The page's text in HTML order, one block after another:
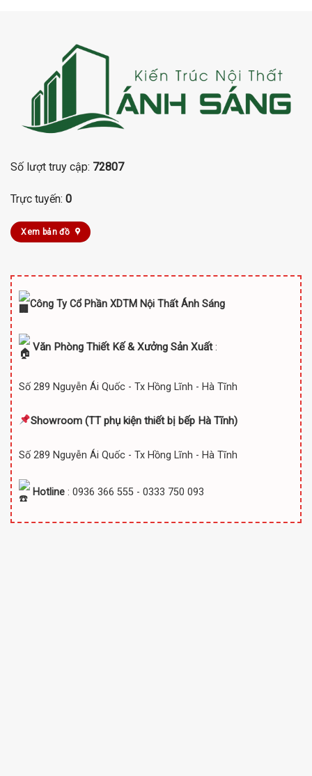
Số lượt truy cập: 72807
Trực tuyến: 0
Xem bản đồ
Công Ty Cổ Phần XDTM Nội Thất Ánh Sáng
Văn Phòng Thiết Kế & Xưởng Sản Xuất:
Số 289 Nguyễn Ái Quốc - Tx Hồng Lĩnh - Hà Tĩnh
Showroom (TTphụ kiện thiết bị bếp Hà Tĩnh)
Số 289 Nguyễn Ái Quốc - Tx Hồng Lĩnh - Hà Tĩnh
Hotline : 0936 366 555 - 0333 750 093